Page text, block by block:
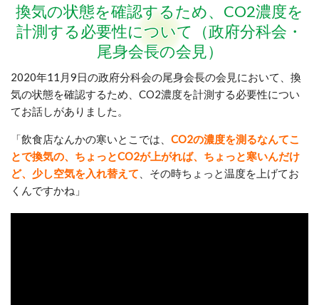
換気の状態を確認するため、CO2濃度を
計測する必要性について（政府分科会・
尾身会長の会見）
2020年11月9日の政府分科会の尾身会長の会見において、換
気の状態を確認するため、CO2濃度を計測する必要性につい
てお話しがありました。
「飲食店なんかの寒いとこでは、 CO2の濃度を測るなんてこ
とで換気の、ちょっとCO2が上がれば、ちょっと寒いんだけ
ど、少し空気を入れ替えて 、その時ちょっと温度を上げてお
くんですかね 」